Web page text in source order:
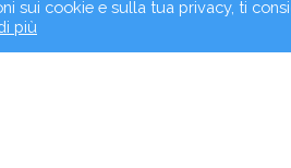
sui cookie e sulla tua privacy, ti
più